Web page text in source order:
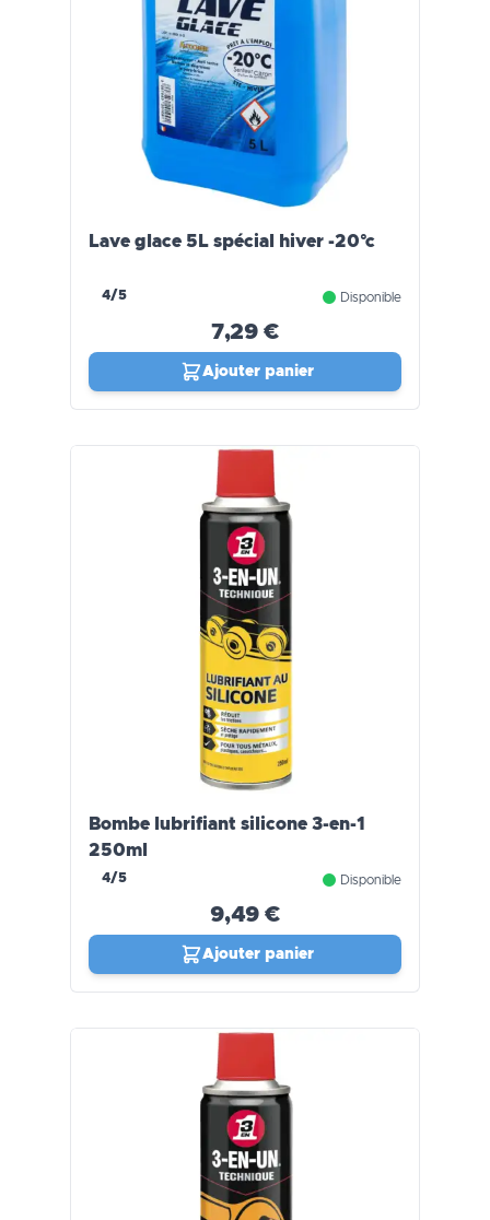
Lave glace 5L spécial hiver -20°c
4/5 Disponible
7,29 €
Ajouter panier
Bombe lubrifiant silicone 3-en-1
250ml
4/5 Disponible
9,49 €
Ajouter panier